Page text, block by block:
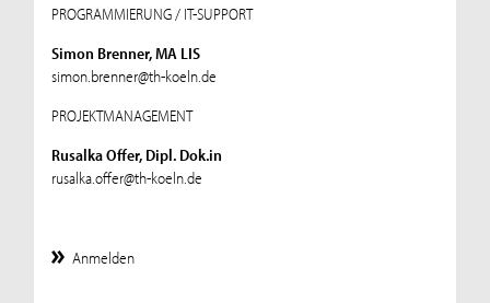
PROGRAMMIERUNG / IT-SUPPORT
Simon Brenner, MA LIS
simon.brenner@th-koeln.de
PROJEKTMANAGEMENT
Rusalka Offer, Dipl. Dok.in
rusalka.offer@th-koeln.de
Anmelden